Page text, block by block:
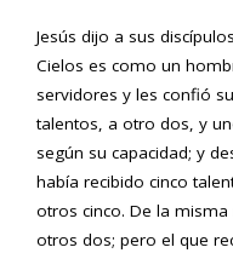
Jesús dijo a sus
Cielos es como un
servidores y les confió
talentos, a otro dos, y
según su capacidad; y
había recibido cinco
otros cinco. De la
otros dos; pero el que